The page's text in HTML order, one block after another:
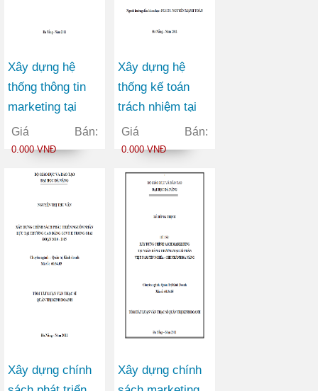
Xây dựng hệ
thống thông tin
marketing tại
Công ty Cổ phần
Đầu tư và Sản
Giá Bán:
0.000 VNĐ
Xây dựng hệ
thống kế toán
trách nhiệm tại
công ty cổ phần
bóng đèn phích
Giá Bán:
0.000 VNĐ
Xây dựng chính
Xây dựng chính